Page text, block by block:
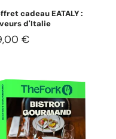
cadeau EATALY :
d'Italie
€